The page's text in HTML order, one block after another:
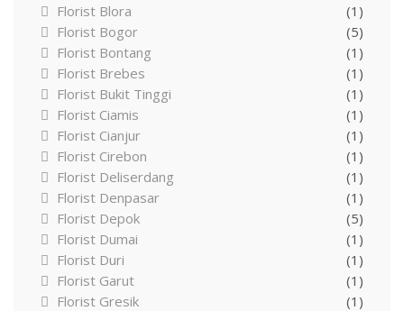
Florist Blora
(1)
Florist Bogor
(5)
Florist Bontang
(1)
Florist Brebes
(1)
Florist Bukit Tinggi
(1)
Florist Ciamis
(1)
Florist Cianjur
(1)
Florist Cirebon
(1)
Florist Deliserdang
(1)
Florist Denpasar
(1)
Florist Depok
(5)
Florist Dumai
(1)
Florist Duri
(1)
Florist Garut
(1)
Florist Gresik
(1)